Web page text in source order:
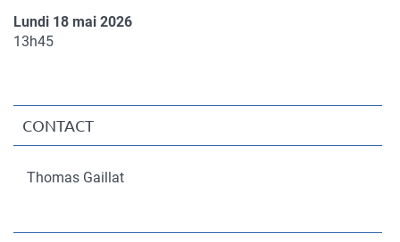
lieu
Lundi 18 mai 2026
Complément
13h45
CONTACT
Thomas Gaillat